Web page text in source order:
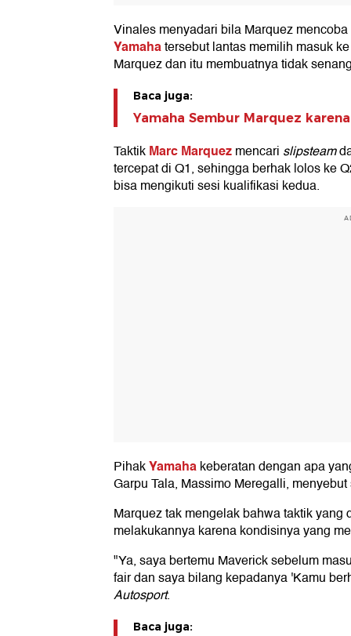
Vinales menyadari bila Marquez
Yamahatersebut lantas memilih masuk
Marquez dan itu membuatnya tidak
Baca juga:
Yamaha Sembur Marquez
TaktikMarc Marquezmencari slipsteam
tercepat di Q1, sehingga berhak lolos ke
bisa mengikuti sesi kualifikasi kedua.
PihakYamahakeberatan dengan apa
Garpu Tala, Massimo Meregalli, menyebut
Marquez tak mengelak bahwa taktik
melakukannya karena kondisinya yang
"Ya, saya bertemu Maverick sebelum
fair dan saya bilang kepadanya 'Kamu
Autosport.
Baca juga: